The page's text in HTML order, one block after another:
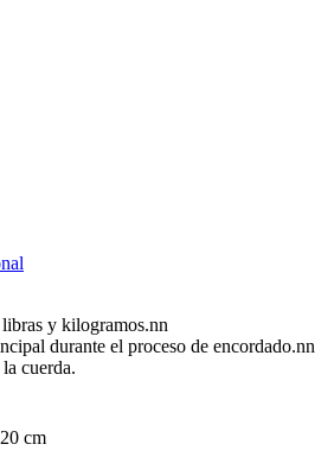
y kilogramos.nn
durante el proceso de encordado.nn
cuerda.
cm